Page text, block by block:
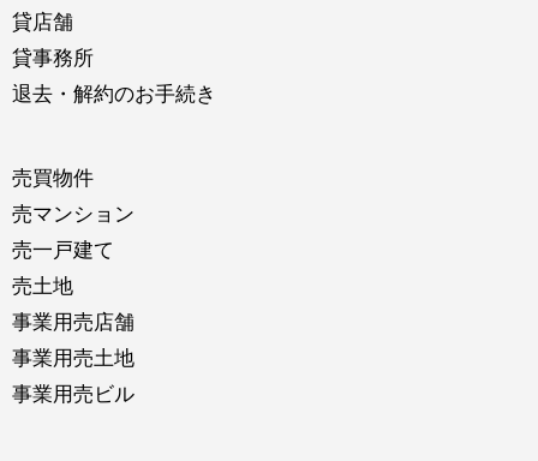
貸店舗
貸事務所
退去・解約のお手続き
売買物件
売マンション
売一戸建て
売土地
事業用売店舗
事業用売土地
事業用売ビル